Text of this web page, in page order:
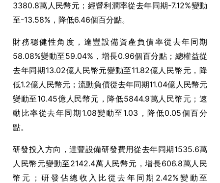
3380.8萬人民幣元；經營利潤率從去年同期-7.12%變動
至-13.58%，降低6.46個百分點。
財務穩健性角度，達豐設備資產負債率從去年同期
58.08%變動至59.04%，增長0.96個百分點；總權益從
去年同期13.02億人民幣元變動至11.82億人民幣元，降
低1.2億人民幣元；流動負債從去年同期11.04億人民幣元
變動至10.45億人民幣元，降低5844.9萬人民幣元；速
動比率從去年同期1.08變動至1.03，降低0.05個百分
點。
研發投入方向，達豐設備研發費用從去年同期1535.6萬
人民幣元變動至2142.4萬人民幣元，增長606.8萬人民
幣元；研發佔總收入比從去年同期2.42%變動至